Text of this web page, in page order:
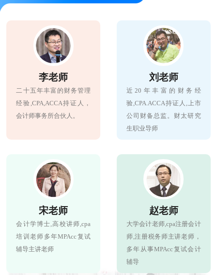
李老师
二十五年丰富的财务管理
经验,CPA,ACCA持证人，
会计师事务所合伙人。
刘老师
近20年丰富的财务经
验,CPA.ACCA持证人,上市
公司财备总监。财太研究
生职业导师
宋老师
会计学博士,高校讲师,cpa
培训老师多年MPAcc复试
辅导主讲老师
赵老师
大学会计老师,cpa注册会计
师,注册税务师主讲老师，
多年从事MPAcc复试会计
辅导